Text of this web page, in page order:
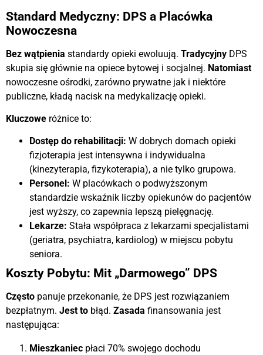
Standard Medyczny: DPS a Placówka
Nowoczesna
Bez wątpienia standardy opieki ewoluują. Tradycyjny DPS
skupia się głównie na opiece bytowej i socjalnej. Natomiast
nowoczesne ośrodki, zarówno prywatne jak i niektóre
publiczne, kładą nacisk na medykalizację opieki.
Kluczowe różnice to:
Dostęp do rehabilitacji: W dobrych domach opieki
fizjoterapia jest intensywna i indywidualna
(kinezyterapia, fizykoterapia), a nie tylko grupowa.
Personel: W placówkach o podwyższonym
standardzie wskaźnik liczby opiekunów do pacjentów
jest wyższy, co zapewnia lepszą pielęgnację.
Lekarze: Stała współpraca z lekarzami specjalistami
(geriatra, psychiatra, kardiolog) w miejscu pobytu
seniora.
Koszty Pobytu: Mit „Darmowego” DPS
Często panuje przekonanie, że DPS jest rozwiązaniem
bezpłatnym. Jest to błąd. Zasada finansowania jest
następująca:
Mieszkaniec płaci 70% swojego dochodu